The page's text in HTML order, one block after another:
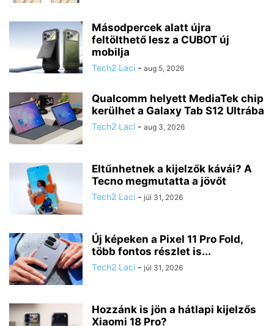
Másodpercek alatt újra
feltölthető lesz a CUBOT új
mobilja
Tech2 Laci - aug 5, 2026
Qualcomm helyett MediaTek chip
kerülhet a Galaxy Tab S12 Ultrába
Tech2 Laci - aug 3, 2026
Eltűnhetnek a kijelzők kávái? A
Tecno megmutatta a jövőt
Tech2 Laci - júl 31, 2026
Új képeken a Pixel 11 Pro Fold,
több fontos részlet is...
Tech2 Laci - júl 31, 2026
Hozzánk is jön a hátlapi kijelzős
Xiaomi 18 Pro?